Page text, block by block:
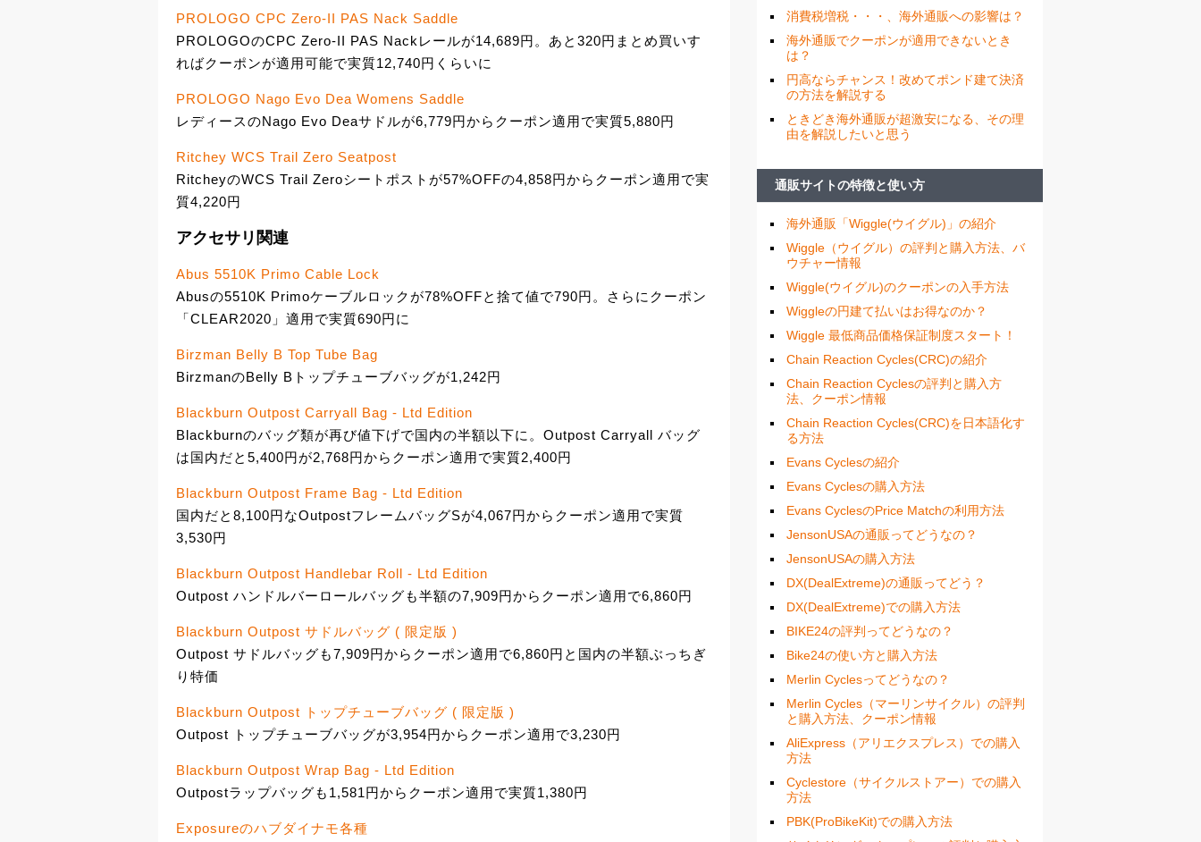
PROLOGO CPC Zero-II PAS Nack Saddle
PROLOGOのCPC Zero-II PAS Nackレールが14,689円。あと320円まとめ買いす
ればクーポンが適用可能で実質12,740円くらいに
PROLOGO Nago Evo Dea Womens Saddle
レディースのNago Evo Deaサドルが6,779円からクーポン適用で実質5,880円
Ritchey WCS Trail Zero Seatpost
RitcheyのWCS Trail Zeroシートポストが57%OFFの4,858円からクーポン適用で実
質4,220円
アクセサリ関連
Abus 5510K Primo Cable Lock
Abusの5510K Primoケーブルロックが78%OFFと捨て値で790円。さらにクーポン
「CLEAR2020」適用で実質690円に
Birzman Belly B Top Tube Bag
BirzmanのBelly Bトップチューブバッグが1,242円
Blackburn Outpost Carryall Bag - Ltd Edition
Blackburnのバッグ類が再び値下げで国内の半額以下に。Outpost Carryall バッグ
は国内だと5,400円が2,768円からクーポン適用で実質2,400円
Blackburn Outpost Frame Bag - Ltd Edition
国内だと8,100円なOutpostフレームバッグSが4,067円からクーポン適用で実質
3,530円
Blackburn Outpost Handlebar Roll - Ltd Edition
Outpost ハンドルバーロールバッグも半額の7,909円からクーポン適用で6,860円
Blackburn Outpost サドルバッグ ( 限定版 )
Outpost サドルバッグも7,909円からクーポン適用で6,860円と国内の半額ぶっちぎ
り特価
Blackburn Outpost トップチューブバッグ ( 限定版 )
Outpost トップチューブバッグが3,954円からクーポン適用で3,230円
Blackburn Outpost Wrap Bag - Ltd Edition
Outpostラップバッグも1,581円からクーポン適用で実質1,380円
Exposureのハブダイナモ各種
消費税増税・・・、海外通販への影響は？
海外通販でクーポンが適用できないとき
は？
円高ならチャンス！改めてポンド建て決済
の方法を解説する
ときどき海外通販が超激安になる、その理
由を解説したいと思う
通販サイトの特徴と使い方
海外通販「Wiggle(ウイグル)」の紹介
Wiggle（ウイグル）の評判と購入方法、バ
ウチャー情報
Wiggle(ウイグル)のクーポンの入手方法
Wiggleの円建て払いはお得なのか？
Wiggle 最低商品価格保証制度スタート！
Chain Reaction Cycles(CRC)の紹介
Chain Reaction Cyclesの評判と購入方
法、クーポン情報
Chain Reaction Cycles(CRC)を日本語化す
る方法
Evans Cyclesの紹介
Evans Cyclesの購入方法
Evans CyclesのPrice Matchの利用方法
JensonUSAの通販ってどうなの？
JensonUSAの購入方法
DX(DealExtreme)の通販ってどう？
DX(DealExtreme)での購入方法
BIKE24の評判ってどうなの？
Bike24の使い方と購入方法
Merlin Cyclesってどうなの？
Merlin Cycles（マーリンサイクル）の評判
と購入方法、クーポン情報
AliExpress（アリエクスプレス）での購入
方法
Cyclestore（サイクルストアー）での購入
方法
PBK(ProBikeKit)での購入方法